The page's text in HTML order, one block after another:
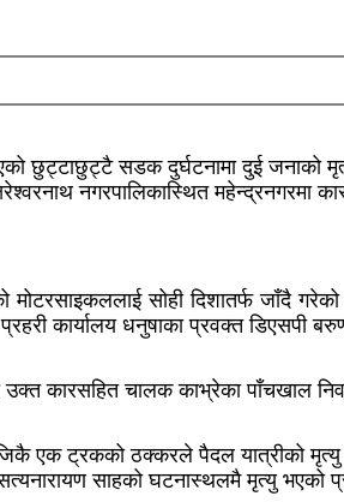
छुट्टाछुट्टै सडक दुर्घटनामा दुई जनाको
नगरपालिकास्थित महेन्द्रनगरमा
सोही दिशातर्फ जाँदै
कार्यालय धनुषाका प्रवक्त डिएसपी
कारसहित चालक काभ्रेका पाँचखाल
एक ट्रकको ठक्करले पैदल यात्रीको
सत्यनारायण साहको घटनास्थलमै मृत्यु भएको